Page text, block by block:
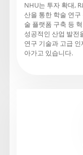
NHU는 투자 확대,
산을 통한 학술 연구
술 플랫폼 구축 등
성공적인 산업 발전
연구 기술과 고급
아가고 있습니다.